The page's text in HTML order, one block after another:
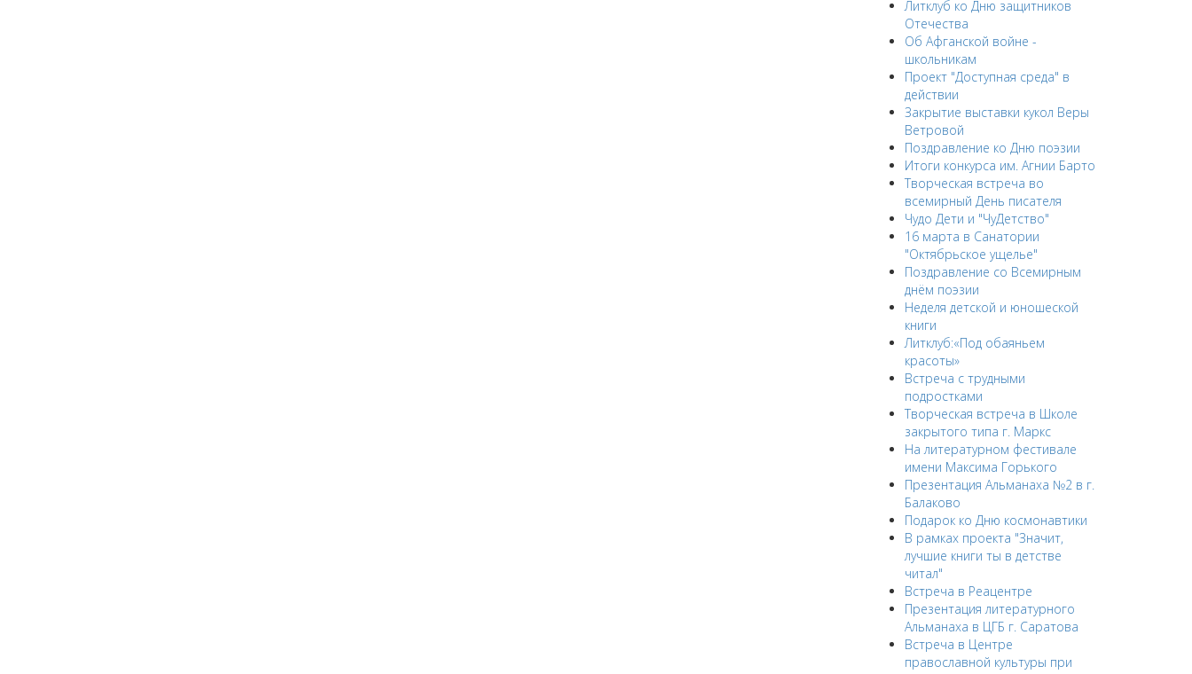
Литклуб ко Дню защитников
Отечества
Об Афганской войне -
школьникам
Проект "Доступная среда" в
действии
Закрытие выставки кукол Веры
Ветровой
Поздравление ко Дню поэзии
Итоги конкурса им. Агнии Барто
Творческая встреча во
всемирный День писателя
Чудо Дети и "ЧуДетство"
16 марта в Санатории
"Октябрьское ущелье"
Поздравление со Всемирным
днём поэзии
Неделя детской и юношеской
книги
Литклуб:«Под обаяньем
красоты»
Встреча с трудными
подростками
Творческая встреча в Школе
закрытого типа г. Маркс
На литературном фестивале
имени Максима Горького
Презентация Альманаха №2 в г.
Балаково
Подарок ко Дню космонавтики
В рамках проекта "Значит,
лучшие книги ты в детстве
читал"
Встреча в Реацентре
Презентация литературного
Альманаха в ЦГБ г. Саратова
Встреча в Центре
православной культуры при